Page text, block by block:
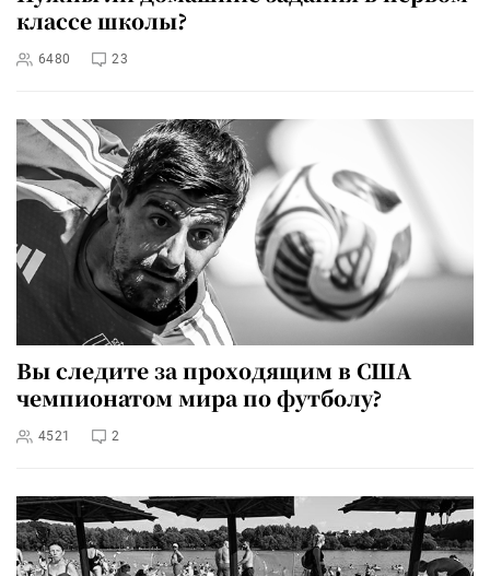
классе школы?
6480 23
Вы следите за проходящим в США
чемпионатом мира по футболу?
4521 2